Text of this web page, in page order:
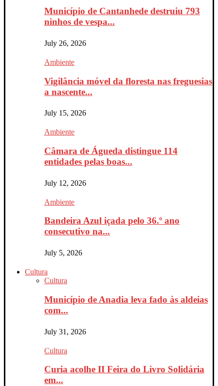
Município de Cantanhede destruiu 793
ninhos de vespa...
July 26, 2026
Ambiente
Vigilância móvel da floresta nas freguesias
a nascente...
July 15, 2026
Ambiente
Câmara de Águeda distingue 114
entidades pelas boas...
July 12, 2026
Ambiente
Bandeira Azul içada pelo 36.º ano
consecutivo na...
July 5, 2026
Cultura
Cultura
Município de Anadia leva fado às aldeias
com...
July 31, 2026
Cultura
Curia acolhe II Feira do Livro Solidária
em...